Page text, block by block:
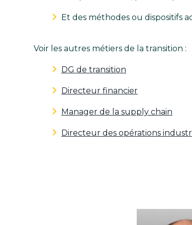
Et des méthodes ou dispositifs
Voir les autres métiers de la transition :
DG de transition
Directeur financier
Manager de la supply chain
Directeur des opérations